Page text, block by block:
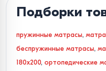
Подборки
пружинные матрасы,
беспружинные матрасы,
180x200, ортопедические